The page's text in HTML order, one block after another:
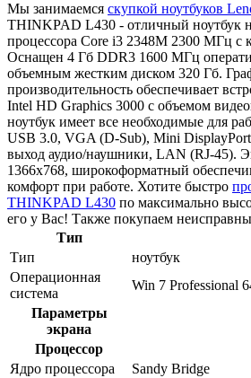
Мы занимаемся скупкой ноутбуков
THINKPAD L430 - отличный ноутбук
процессора Core i3 2348M 2300 МГц с
Оснащен 4 Гб DDR3 1600 МГц
объемным жестким диском 320 Гб.
производительность обеспечивает
Intel HD Graphics 3000 с объемом
ноутбук имеет все необходимые для
USB 3.0, VGA (D-Sub), Mini
выход аудио/наушники, LAN (RJ-45).
1366x768, широкоформатный
комфорт при работе. Хотите быстро
THINKPAD L430 по максимально
его у Вас! Также покупаем
Тип
Тип
ноутбук
Операционная
система
Win 7 Professional
Параметры
экрана
Процессор
Ядро процессора
Sandy Bridge